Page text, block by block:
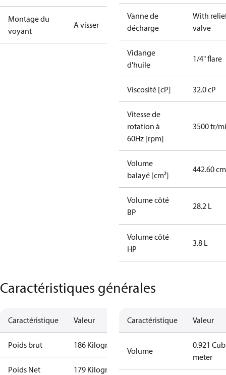
Montage du
voyant
A visser
Vanne de
décharge
With
valve
Vidange
d'huile
1/4" flare
Viscosité [cP] 32.0 cP
Vitesse de
rotation à
60Hz [rpm]
3500 tr/
Volume
balayé [cm³]
442.60
Volume côté
BP
28.2 L
Volume côté
HP
3.8 L
Caractéristiques générales
Caractéristique Valeur
Poids brut 186 Kilogram
Poids Net 179 Kilogram
Caractéristique Valeur
Volume
0.921
meter